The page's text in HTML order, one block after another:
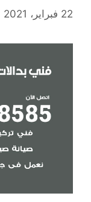
22 فبراير، 2021